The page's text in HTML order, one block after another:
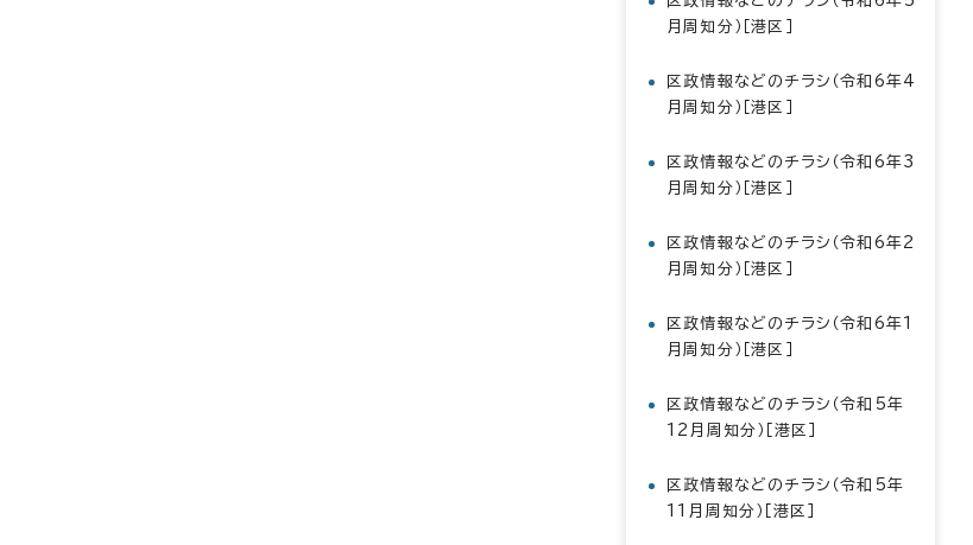
月周知分）［港区］
区政情報などのチラシ（令和6年4
月周知分）［港区］
区政情報などのチラシ（令和6年3
月周知分）［港区］
区政情報などのチラシ（令和6年2
月周知分）［港区］
区政情報などのチラシ（令和6年1
月周知分）［港区］
区政情報などのチラシ（令和5年
12月周知分）［港区］
区政情報などのチラシ（令和5年
11月周知分）［港区］